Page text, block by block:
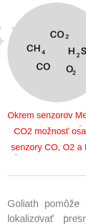
Okrem senzorov
CO2 možnosť
senzory CO, O2 a
Goliath
lokalizovať